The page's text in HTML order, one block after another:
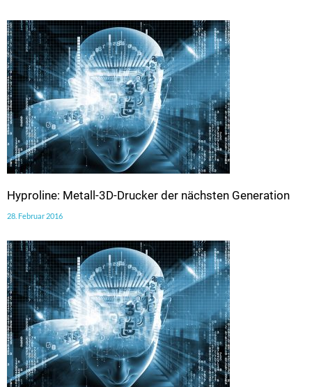
Hyproline: Metall-3D-Drucker der nächsten Generation
28. Februar 2016